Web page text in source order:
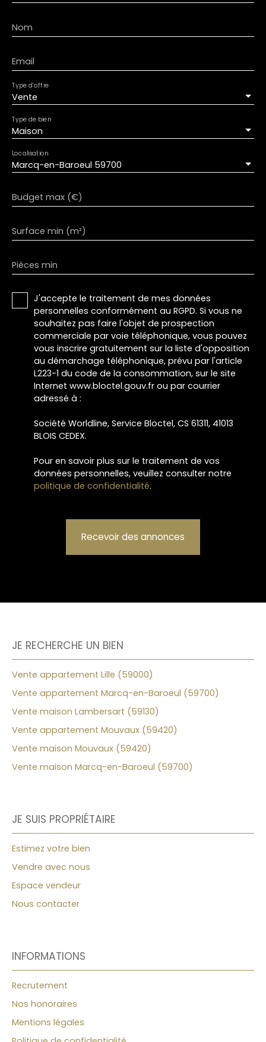
Nom
Email
Vente
Type d'offre
Maison
Type de bien
Marcq-en-Baroeul 59700
Localisation
Budget max (€)
Surface min (m²)
Pièces min
J'accepte le traitement de mes données
personnelles conformément au RGPD. Si vous ne
souhaitez pas faire l'objet de prospection
commerciale par voie téléphonique, vous pouvez
vous inscrire gratuitement sur la liste d'opposition
au démarchage téléphonique, prévu par l'article
L223-1 du code de la consommation, sur le site
Internet www.bloctel.gouv.fr ou par courrier
adressé à :
Société Worldline, Service Bloctel, CS 61311, 41013
BLOIS CEDEX.
Pour en savoir plus sur le traitement de vos
données personnelles, veuillez consulter notre
politique de confidentialité.
Recevoir des annonces
JE RECHERCHE UN BIEN
Vente appartement Lille (59000)
Vente appartement Marcq-en-Baroeul (59700)
Vente maison Lambersart (59130)
Vente appartement Mouvaux (59420)
Vente maison Mouvaux (59420)
Vente maison Marcq-en-Baroeul (59700)
JE SUIS PROPRIÉTAIRE
Estimez votre bien
Vendre avec nous
Espace vendeur
Nous contacter
INFORMATIONS
Recrutement
Nos honoraires
Mentions légales